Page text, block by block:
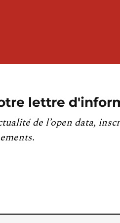
lettre
de l’open data,